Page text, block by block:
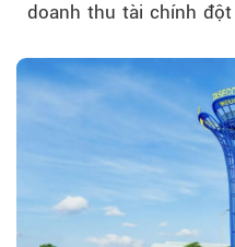
doanh thu tài chính